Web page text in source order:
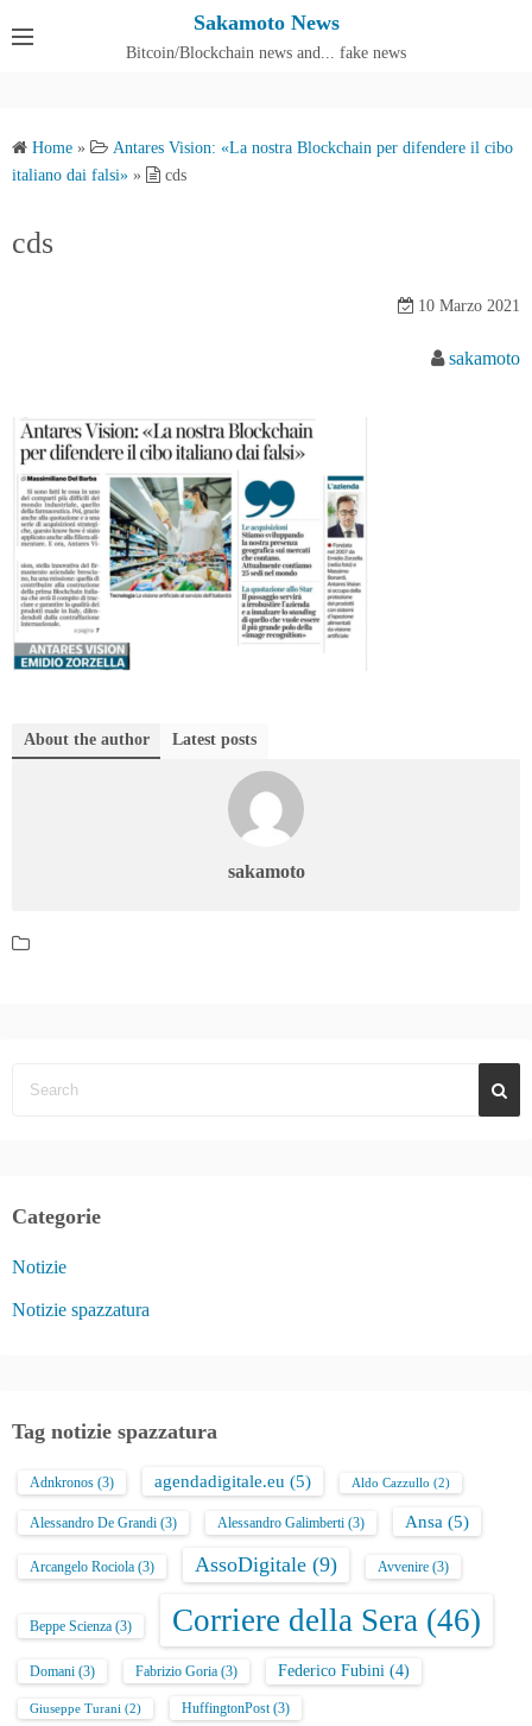
Sakamoto News
Bitcoin/Blockchain news and... fake news
Home »
Antares Vision: «La nostra Blockchain per difendere il cibo
italiano dai falsi» » cds
cds
10 Marzo 2021
sakamoto
About the author Latest posts
sakamoto
Categorie
Notizie
Notizie spazzatura
Tag notizie spazzatura
Adnkronos (3) agendadigitale.eu (5) Aldo Cazzullo (2)
Alessandro De Grandi (3) Alessandro Galimberti (3) Ansa (5)
Arcangelo Rociola (3) AssoDigitale (9) Avvenire (3)
Beppe Scienza (3) Corriere della Sera (46)
Domani (3) Fabrizio Goria (3) Federico Fubini (4)
Giuseppe Turani (2) HuffingtonPost(3)